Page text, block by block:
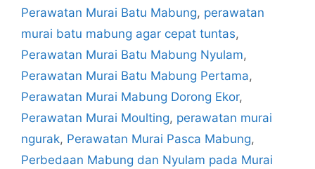
Perawatan Murai Batu Mabung, perawatan
murai batu mabung agar cepat tuntas,
Perawatan Murai Batu Mabung Nyulam,
Perawatan Murai Batu Mabung Pertama,
Perawatan Murai Mabung Dorong Ekor,
Perawatan Murai Moulting, perawatan murai
ngurak, Perawatan Murai Pasca Mabung,
Perbedaan Mabung dan Nyulam pada Murai